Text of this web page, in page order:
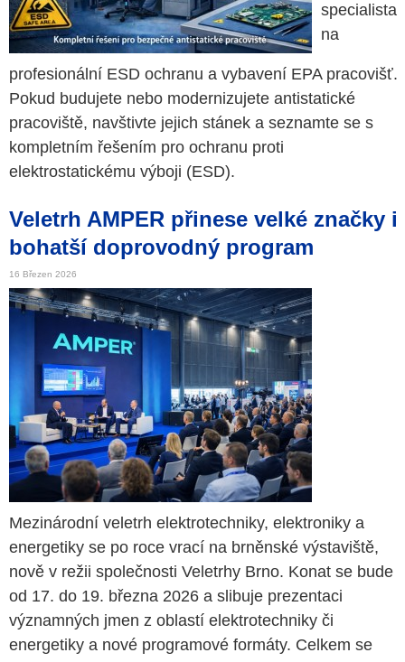
specialista
na
profesionální ESD ochranu a vybavení EPA pracovišť.
Pokud budujete nebo modernizujete antistatické
pracoviště, navštivte jejich stánek a seznamte se s
kompletním řešením pro ochranu proti
elektrostatickému výboji (ESD).
Veletrh AMPER přinese velké značky i
bohatší doprovodný program
16 Březen 2026
Mezinárodní veletrh elektrotechniky, elektroniky a
energetiky se po roce vrací na brněnské výstaviště,
nově v režii společnosti Veletrhy Brno. Konat se bude
od 17. do 19. března 2026 a slibuje prezentaci
významných jmen z oblastí elektrotechniky či
energetiky a nové programové formáty. Celkem se